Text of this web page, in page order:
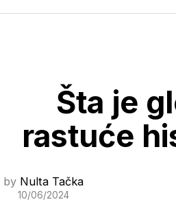
Šta je
rastuće
by Nulta Tačka
10/06/2024